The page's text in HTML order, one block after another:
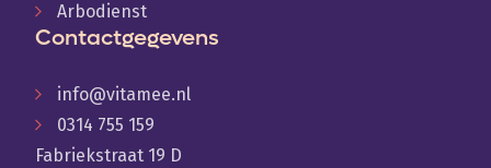
Arbodienst
Contactgegevens
info@vitamee.nl
0314 755 159
Fabriekstraat 19 D